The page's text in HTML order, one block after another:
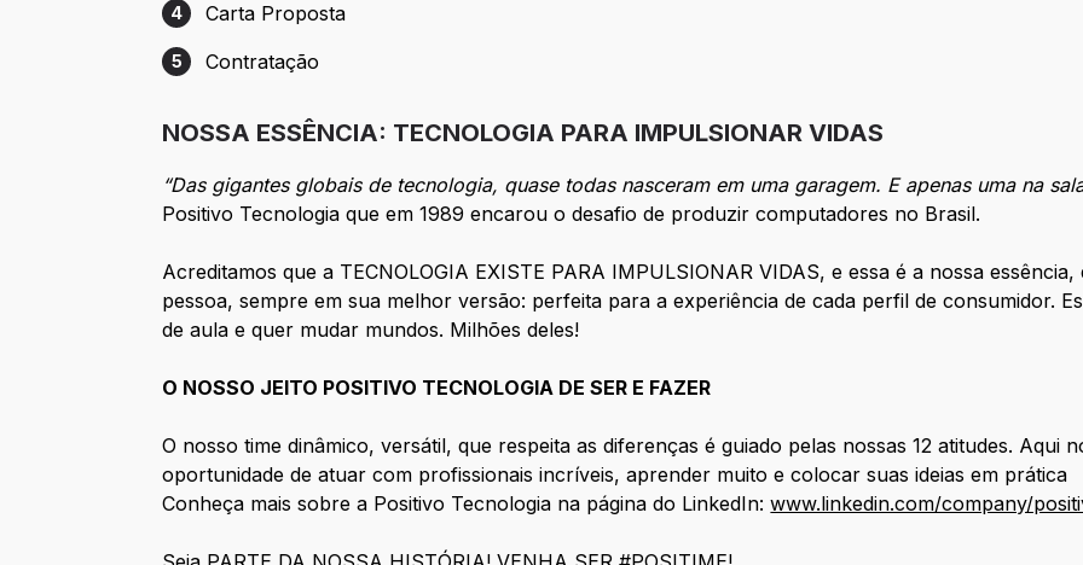
Etapa 4: Carta Proposta
4 Carta Proposta
Etapa 5: Contratação
5 Contratação
NOSSA ESSÊNCIA: TECNOLOGIA PARA IMPULSIONAR VIDAS
“Das gigantes globais de tecnologia, quase todas nasceram em uma garagem. E apenas uma na
Positivo Tecnologia que em 1989 encarou o desafio de produzir computadores no Brasil.
Acreditamos que a TECNOLOGIA EXISTE PARA IMPULSIONAR VIDAS, e essa é a nossa
pessoa, sempre em sua melhor versão: perfeita para a experiência de cada perfil de consumidor.
de aula e quer mudar mundos. Milhões deles!
O NOSSO JEITO POSITIVO TECNOLOGIA DE SER E FAZER
O nosso time dinâmico, versátil, que respeita as diferenças é guiado pelas nossas 12 atitudes. Aqui
oportunidade de atuar com profissionais incríveis, aprender muito e colocar suas ideias em prática
Conheça mais sobre a Positivo Tecnologia na página do LinkedIn:www.linkedin.com/company/